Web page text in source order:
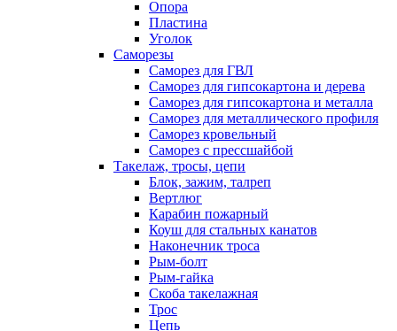
Опора
Пластина
Уголок
Саморезы
Саморез для ГВЛ
Саморез для гипсокартона и дерева
Саморез для гипсокартона и металла
Саморез для металлического профиля
Саморез кровельный
Саморез с прессшайбой
Такелаж, тросы, цепи
Блок, зажим, талреп
Вертлюг
Карабин пожарный
Коуш для стальных канатов
Наконечник троса
Рым-болт
Рым-гайка
Скоба такелажная
Трос
Цепь